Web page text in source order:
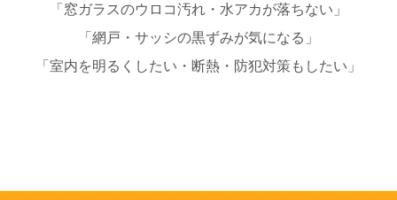
「窓ガラスのウロコ汚れ・水アカが落ちない」
「網戸・サッシの黒ずみが気になる」
「室内を明るくしたい・断熱・防犯対策もしたい」